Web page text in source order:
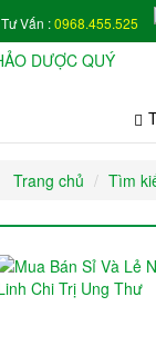
Tư Vấn :0968.455.525
Trang chủ Tìm